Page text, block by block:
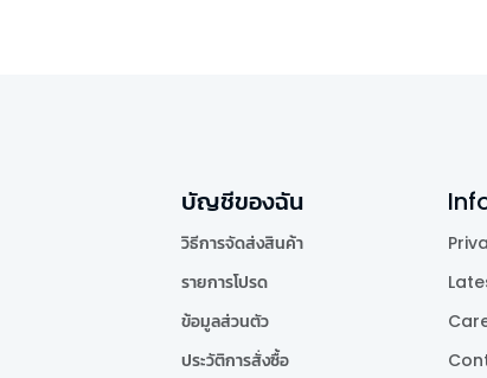
บัญชีของฉัน
วิธีการจัดส่งสินค้า
รายการโปรด
ข้อมูลส่วนตัว
ประวัติการสั่งซื้อ